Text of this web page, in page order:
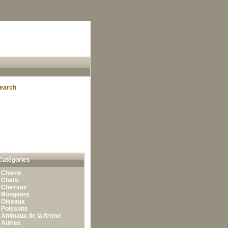
Chiens
Chats
Chevaux
Rongeurs
Oiseaux
Poissons
Animaux de la ferme
Autres